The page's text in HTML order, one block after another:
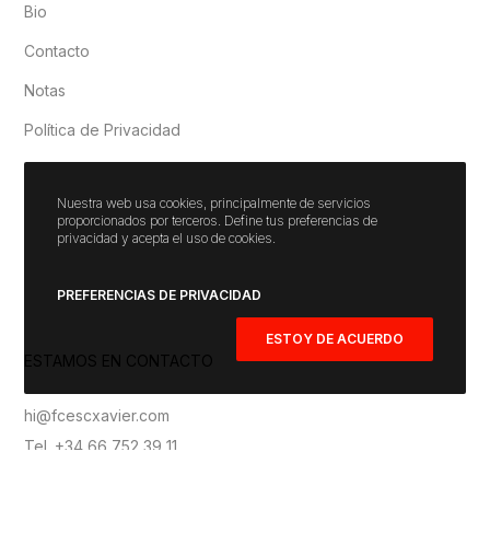
Bio
Contacto
Notas
Política de Privacidad
ESTAMOS EN CONTACTO
hi@fcescxavier.com
Tel. +34 66 752 39 11
Nuestra web usa cookies, principalmente de servicios
proporcionados por terceros. Define tus preferencias de
privacidad y acepta el uso de cookies.
PREFERENCIAS DE PRIVACIDAD
ESTOY DE ACUERDO